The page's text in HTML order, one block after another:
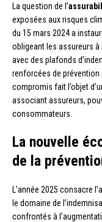
La question de l’
exposées aux risques
du 15 mars 2024 a
obligeant les assureurs
avec des plafonds
renforcées de
compromis fait l’objet
associant assureurs,
consommateurs.
La nouvelle
de la
L’année 2025 consacre
le domaine de
confrontés à